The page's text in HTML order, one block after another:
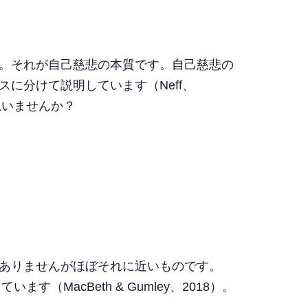
それが自己慈悲の本質です。自己慈悲の
分けて説明しています（Neff、
ませんか？
ませんがほぼそれに近いものです。
います（MacBeth & Gumley、2018）。